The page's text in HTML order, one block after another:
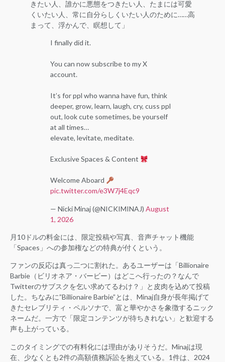
きたい人、誰かに悪態をつきたい人、たまには可愛
くいたい人、常に自分らしくいたい人のために……高
まって、浮かんで、瞑想して」
I finally did it.
You can now subscribe to my X
account.
It’s for ppl who wanna have fun, think
deeper, grow, learn, laugh, cry, cuss ppl
out, look cute sometimes, be yourself
at all times…
elevate, levitate, meditate.
Exclusive Spaces & Content
Welcome Aboard
pic.twitter.com/e3W7j4Eqc9
— Nicki Minaj (@NICKIMINAJ) August
1, 2026
月10ドルの料金には、限定投稿や写真、音声チャット機能
「Spaces」への参加権などの特典が付くという。
ファンの反応は真っ二つに割れた。あるユーザーは「Billionaire
Barbie（ビリオネア・バービー）はどこへ行ったの？なんで
Twitterのサブスクを乞い求めてるわけ？」と皮肉を込めて投稿
した。ちなみに”Billionaire Barbie”とは、Minaj自身が長年掲げて
きたセレブリティ・ペルソナで、富と華やかさを象徴するニック
ネームだ。一方で「限定コンテンツが待ちきれない」と歓迎する
声も上がっている。
このタイミングでの有料化には理由がありそうだ。Minajは現
在、少なくとも2件の高額債務訴訟を抱えている。1件は、2024